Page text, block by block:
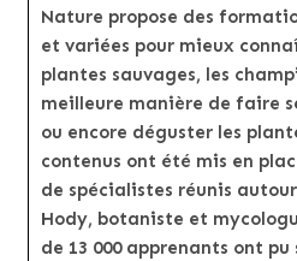
Nature propose des
et variées pour mieux
plantes sauvages, les
meilleure manière de faire
ou encore déguster les
contenus ont été mis en
de spécialistes réunis
Hody, botaniste et
de 13 000 apprenants ont